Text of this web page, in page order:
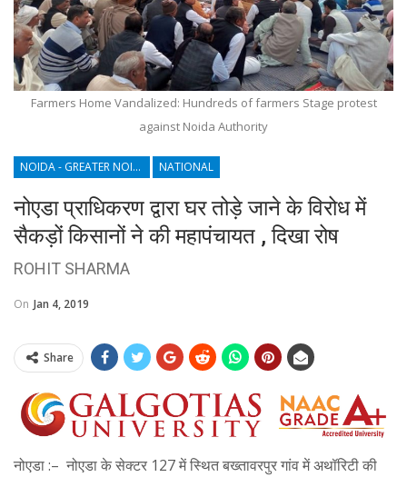
Farmers Home Vandalized: Hundreds of farmers Stage protest
against Noida Authority
NOIDA - GREATER NOIDA - YAMUNA EXPRESSWAY NATIONAL
नोएडा प्राधिकरण द्वारा घर तोड़े जाने के विरोध में
सैकड़ों किसानों ने की महापंचायत , दिखा रोष
ROHIT SHARMA
On Jan 4, 2019
Share
नोएडा :– नोएडा के सेक्टर 127 में स्थित बख्तावरपुर गांव में अथॉरिटी की